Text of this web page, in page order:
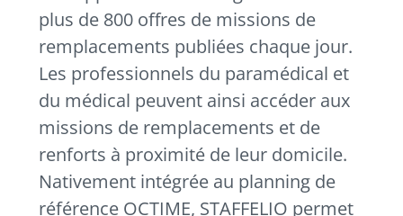
plus de 800 offres de missions de
remplacements publiées chaque jour.
Les professionnels du paramédical et
du médical peuvent ainsi accéder aux
missions de remplacements et de
renforts à proximité de leur domicile.
Nativement intégrée au planning de
référence OCTIME, STAFFELIO permet